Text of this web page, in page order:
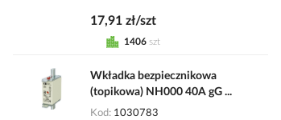
17,91 zł/szt
1406 szt
Wkładka bezpiecznikowa
(topikowa) NH000 40A gG ...
Kod 1030783